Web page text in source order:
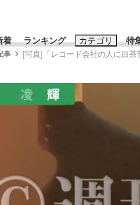
着 ランキング カテゴリ 特
おすすめのキーワード
#
事 [写真]「レコード会社の人に目茶